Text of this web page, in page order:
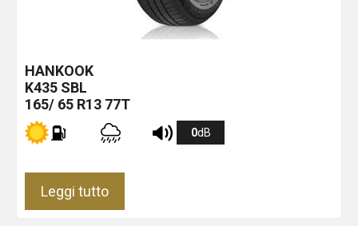
HANKOOK
K435 SBL
165/ 65 R13 77T
0dB
Leggi tutto